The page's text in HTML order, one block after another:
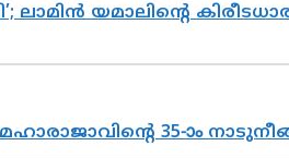
യമാലിന്റെ
35-ാം